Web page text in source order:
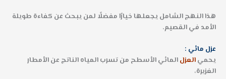
هذا النهج الشامل يجعلها خيارًا مفضلًا لمن يبحث عن كفاءة طويلة
الأمد في القصيم.
عزل مائي :
يحميالعزلالمائي الأسطح من تسرب المياه الناتج عن الأمطار
الغزيرة،